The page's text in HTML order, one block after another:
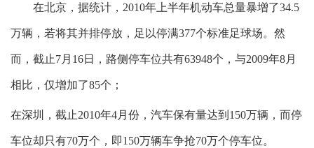
在北京，据统计，2010年上半年机动车总量暴增了34.5
万辆，若将其并排停放，足以停满377个标准足球场。然
而，截止7月16日，路侧停车位共有63948个，与2009年8月
相比，仅增加了85个；
在深圳，截止2010年4月份，汽车保有量达到150万辆，而停
车位却只有70万个，即150万辆车争抢70万个停车位。